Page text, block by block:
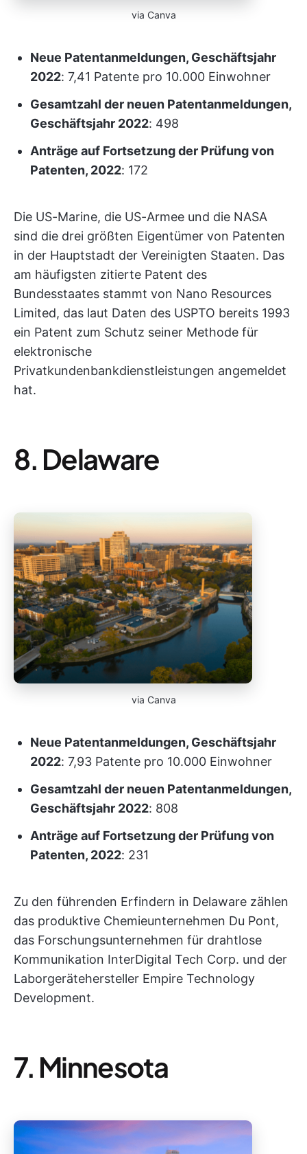
via Canva
Neue Patentanmeldungen, Geschäftsjahr
2022: 7,41 Patente pro 10.000 Einwohner
Gesamtzahl der neuen Patentanmeldungen,
Geschäftsjahr 2022: 498
Anträge auf Fortsetzung der Prüfung von
Patenten, 2022: 172
Die US-Marine, die US-Armee und die NASA
sind die drei größten Eigentümer von Patenten
in der Hauptstadt der Vereinigten Staaten. Das
am häufigsten zitierte Patent des
Bundesstaates stammt von Nano Resources
Limited, das laut Daten des USPTO bereits 1993
ein Patent zum Schutz seiner Methode für
elektronische
Privatkundenbankdienstleistungen angemeldet
hat.
8. Delaware
via Canva
Neue Patentanmeldungen, Geschäftsjahr
2022: 7,93 Patente pro 10.000 Einwohner
Gesamtzahl der neuen Patentanmeldungen,
Geschäftsjahr 2022: 808
Anträge auf Fortsetzung der Prüfung von
Patenten, 2022: 231
Zu den führenden Erfindern in Delaware zählen
das produktive Chemieunternehmen Du Pont,
das Forschungsunternehmen für drahtlose
Kommunikation InterDigital Tech Corp. und der
Laborgerätehersteller Empire Technology
Development.
7. Minnesota